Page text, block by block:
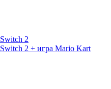
2
2 + игра Mario Kart